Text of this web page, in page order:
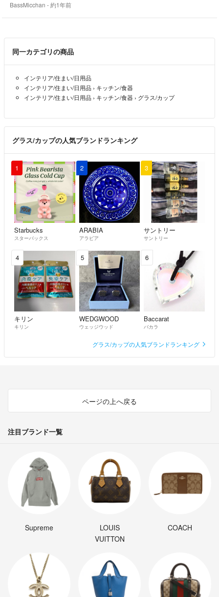
BassMicchan - 約1年前
同一カテゴリの商品
インテリア/住まい/日用品
インテリア/住まい/日用品 › キッチン/食器
インテリア/住まい/日用品 › キッチン/食器 › グラス/カップ
グラス/カップの人気ブランドランキング
1
Starbucks
スターバックス
2
ARABIA
アラビア
3
サントリー
サントリー
4
キリン
キリン
5
WEDGWOOD
ウェッジウッド
6
Baccarat
バカラ
グラス/カップの人気ブランドランキング
ページの上へ戻る
注目ブランド一覧
Supreme
LOUIS
VUITTON
COACH